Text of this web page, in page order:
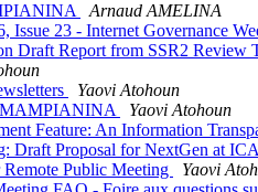
Arnaud AMELINA
23 - Internet Governance
Draft Report from SSR2 Review
Yaovi Atohoun
Yaovi Atohoun
Feature: An Information
Draft Proposal for NextGen at
Public Meeting
Yaovi